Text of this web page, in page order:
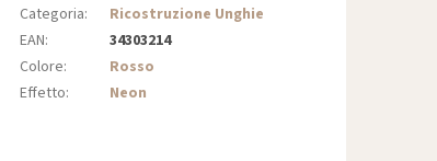
Categoria:
Ricostruzione Unghie
EAN:
34303214
Colore:
Rosso
Effetto: Neon